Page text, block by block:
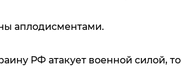
аплодисментами.
РФ атакует военной силой, то